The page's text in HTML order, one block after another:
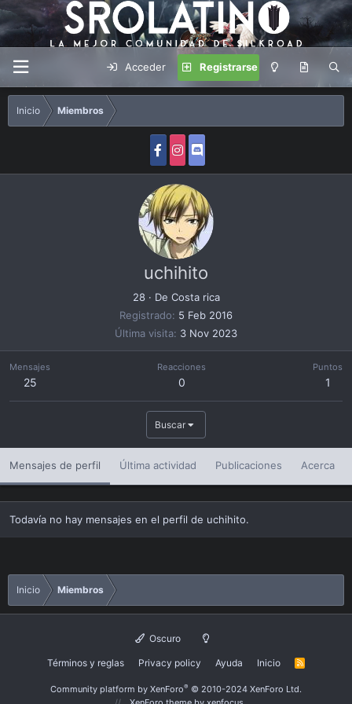
Acceder Registrarse
Inicio Miembros
uchihito
28 · De Costa rica
Registrado
5 Feb 2016
Última visita 3 Nov 2023
Mensajes
25
Reacciones
0
Puntos
1
Buscar
Mensajes de perfil Última actividad Publicaciones Acerca
Todavía no hay mensajes en el perfil de uchihito.
Inicio Miembros
Oscuro
Términos y reglas Privacy policy Ayuda Inicio
R
Community platform by XenForo® © 2010-2024 XenForo Ltd.